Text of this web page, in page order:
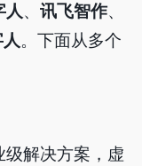
人、 讯飞智作、
。下面从多个
解决方案，虚